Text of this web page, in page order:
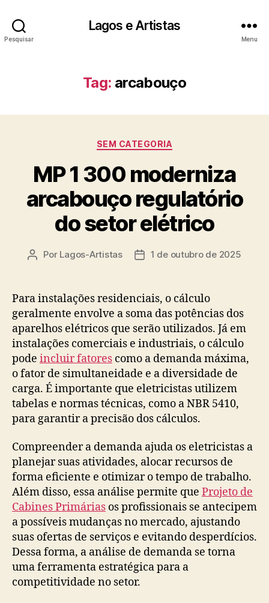
Pesquisar
Lagos e Artistas
Menu
Tag: arcabouço
Categorias
SEM CATEGORIA
MP 1 300 moderniza
arcabouço regulatório
do setor elétrico
Autor
Por Lagos-Artistas
Data1 de outubro de 2025
Para instalações residenciais, o cálculo
geralmente envolve a soma das potências dos
aparelhos elétricos que serão utilizados. Já em
instalações comerciais e industriais, o cálculo
pode incluir fatores como a demanda máxima,
o fator de simultaneidade e a diversidade de
carga. É importante que eletricistas utilizem
tabelas e normas técnicas, como a NBR 5410,
para garantir a precisão dos cálculos.
Compreender a demanda ajuda os eletricistas a
planejar suas atividades, alocar recursos de
forma eficiente e otimizar o tempo de trabalho.
Além disso, essa análise permite que Projeto de
Cabines Primárias os profissionais se antecipem
a possíveis mudanças no mercado, ajustando
suas ofertas de serviços e evitando desperdícios.
Dessa forma, a análise de demanda se torna
uma ferramenta estratégica para a
competitividade no setor.